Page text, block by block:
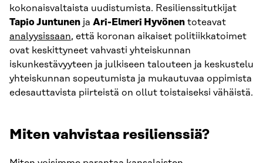
kokonaisvaltaista uudistumista. Resilienssitutkijat
Tapio Juntunen ja Ari-Elmeri Hyvönen toteavat
analyysissaan, että koronan aikaiset politiikkatoimet
ovat keskittyneet vahvasti yhteiskunnan
iskunkestävyyteen ja julkiseen talouteen ja keskustelu
yhteiskunnan sopeutumista ja mukautuvaa oppimista
edesauttavista piirteistä on ollut toistaiseksi vähäistä.
Miten vahvistaa resilienssiä?